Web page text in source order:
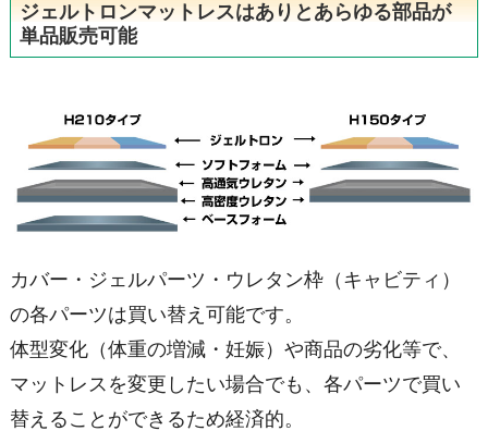
ジェルトロンマットレスはありとあらゆる部品が
単品販売可能
カバー・ジェルパーツ・ウレタン枠（キャビティ）
の各パーツは買い替え可能です。
体型変化（体重の増減・妊娠）や商品の劣化等で、
マットレスを変更したい場合でも、各パーツで買い
替えることができるため経済的。